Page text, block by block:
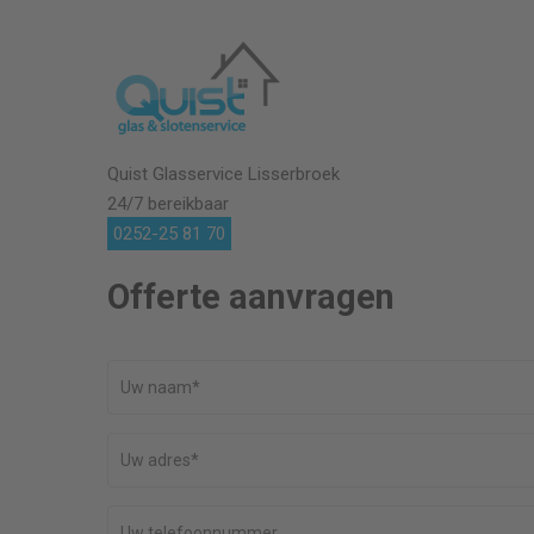
Quist Glasservice Lisserbroek
24/7 bereikbaar
0252-25 81 70
Offerte aanvragen